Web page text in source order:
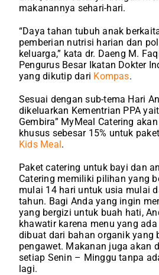
makanannya sehari-hari.
“Daya tahan tubuh anak
pemberian nutrisi harian dan
keluarga,” kata dr. Daeng M.
Pengurus Besar Ikatan Dokter
yang dikutip dari Kompas.
Sesuai dengan sub-tema Hari
dikeluarkan Kementrian PPA
Gembira” MyMeal Catering
khusus sebesar 15% untuk
Kids Meal.
Paket catering untuk bayi dan
Catering memiliki pilihan yang
mulai 14 hari untuk usia mulai
tahun. Bagi Anda yang ingin
yang bergizi untuk buah hati,
khawatir karena menu yang
dibuat dari bahan organik yang
pengawet. Makanan juga akan
setiap Senin – Minggu tanpa
lagi.